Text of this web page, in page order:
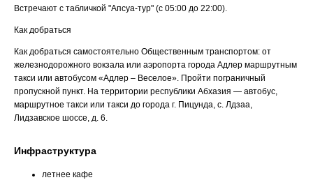
Встречают с табличкой "Апсуа-тур" (с 05:00 до 22:00).
Как добраться
Как добраться самостоятельно Общественным транспортом: от
железнодорожного вокзала или аэропорта города Адлер маршрутным
такси или автобусом «Адлер – Веселое». Пройти пограничный
пропускной пункт. На территории республики Абхазия — автобус,
маршрутное такси или такси до города г. Пицунда, с. Лдзаа,
Лидзавское шоссе, д. 6.
Инфраструктура
летнее кафе